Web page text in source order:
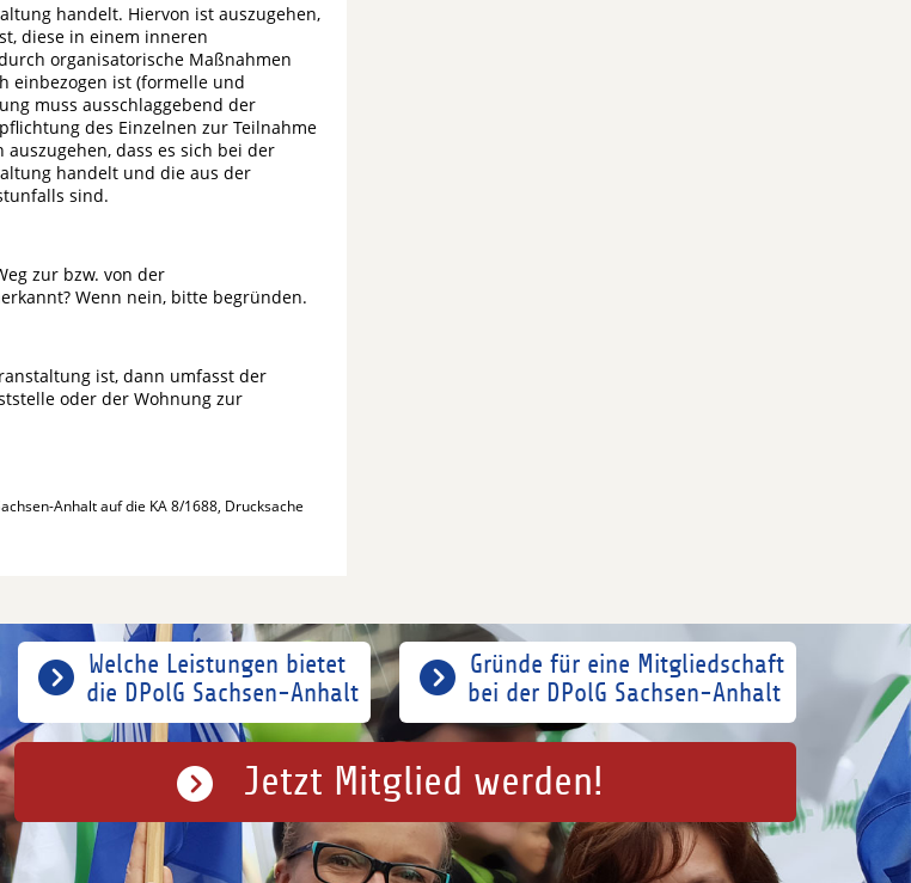
handelt. Hiervon ist auszugehen,
diese in einem inneren
organisatorische Maßnahmen
einbezogen ist (formelle und
muss ausschlaggebend der
des Einzelnen zur Teilnahme
dass es sich bei der
handelt und die aus der
sind.
zur bzw. von der
Wenn nein, bitte begründen.
ist, dann umfasst der
oder der Wohnung zur
Anhalt auf die KA 8/1688, Drucksache
Gründe für eine Mitgliedschaft
bei der DPolG Sachsen-Anhalt
Welche Leistungen bietet
die DPolG Sachsen-Anhalt
Jetzt Mitglied werden!